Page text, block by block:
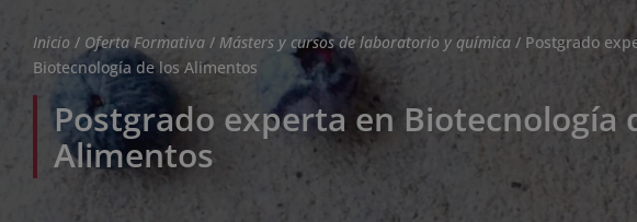
Inicio / Oferta Formativa / Másters y cursos de laboratorio y química / Postgrado
Biotecnología de los Alimentos
Postgrado experta en Biotecnología
Alimentos